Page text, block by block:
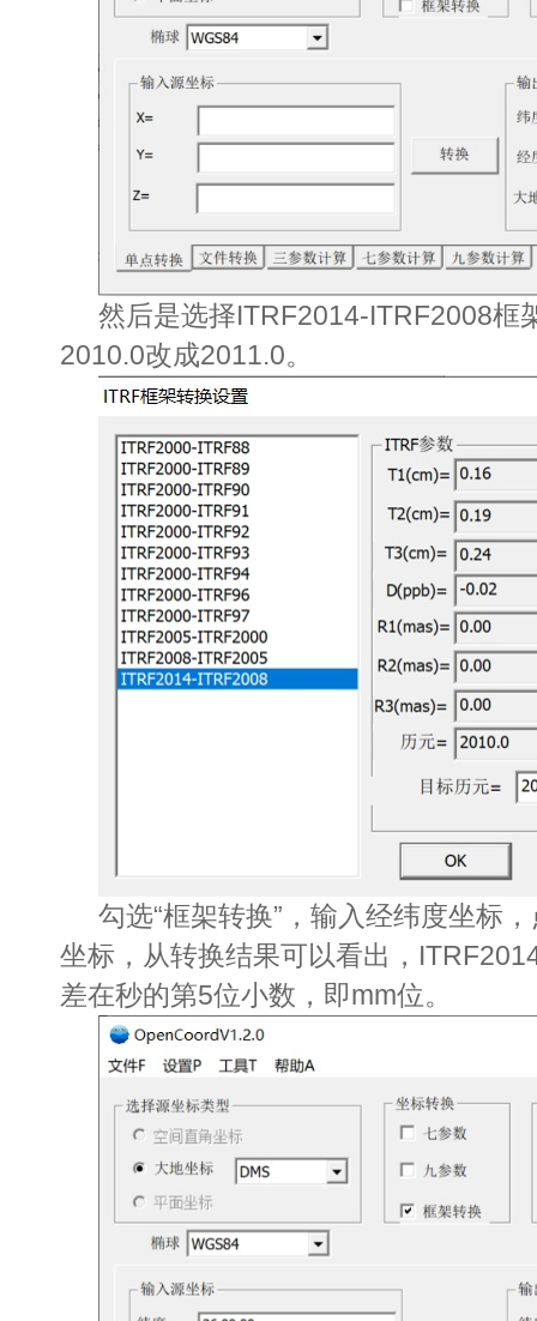
然后是选择ITRF2014-ITRF2008框
2010.0改成2011.0。
勾选“框架转换”，输入经纬度坐标，
坐标，从转换结果可以看出，
差在秒的第5位小数，即mm位。